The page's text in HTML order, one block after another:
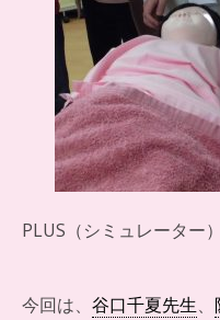
PLUS（シミュレーター
今回は、 谷口千夏先生、